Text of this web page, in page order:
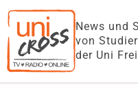
News und
von
der Uni